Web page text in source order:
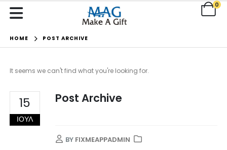
0
HOME POST ARCHIVE
It seems we can't find what you're looking for.
15
ΙΟΎΛ
Post Archive
BY FIXMEAPPADMIN